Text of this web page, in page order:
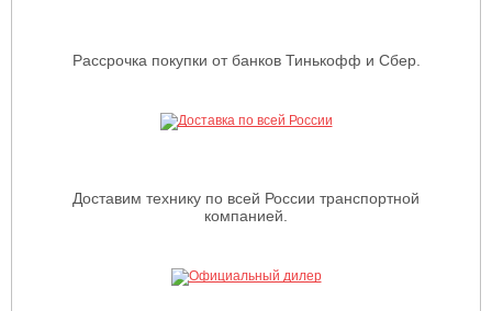
Рассрочка покупки от банков Тинькофф и Сбер.
Доставим технику по всей России транспортной
компанией.